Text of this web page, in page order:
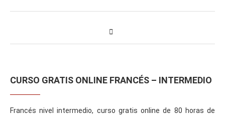
CURSO GRATIS ONLINE FRANCÉS – INTERMEDIO
Francés nivel intermedio, curso gratis online de 80 horas de